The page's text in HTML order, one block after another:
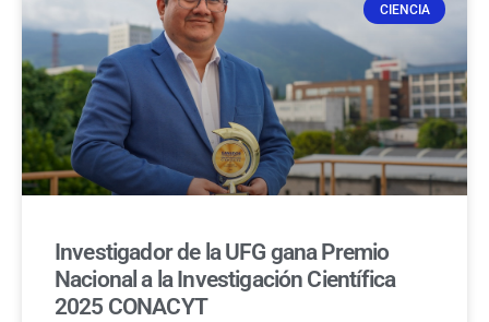
CIENCIA
Investigador de la UFG gana Premio
Nacional a la Investigación Científica
2025 CONACYT